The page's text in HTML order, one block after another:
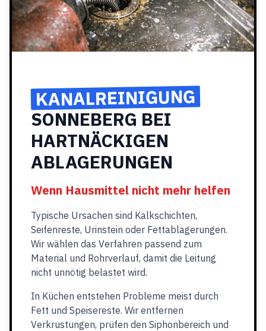
KANALREINIGUNG
SONNEBERG BEI
HARTNÄCKIGEN
ABLAGERUNGEN
Wenn Hausmittel nicht mehr helfen
Typische Ursachen sind Kalkschichten,
Seifenreste, Urinstein oder Fettablagerungen.
Wir wählen das Verfahren passend zum
Material und Rohrverlauf, damit die Leitung
nicht unnötig belastet wird.
In Küchen entstehen Probleme meist durch
Fett und Speisereste. Wir entfernen
Verkrustungen, prüfen den Siphonbereich und